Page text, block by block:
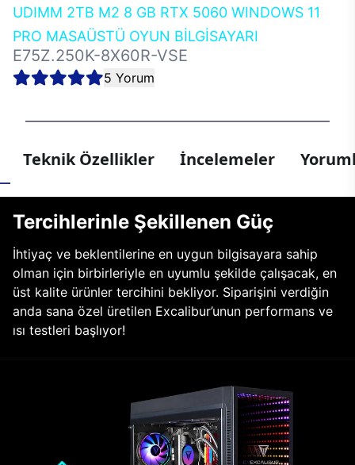
UDIMM 2TB M2 8 GB RTX 5060 WINDOWS 11
PRO MASAÜSTÜ OYUN BİLGİSAYARI
E75Z.250K-8X60R-VSE
5 Yorum
Teknik Özellikler İncelemeler
Tercihlerinle Şekillenen Güç
İhtiyaç ve beklentilerine en uygun bilgisayara sahip
olman için birbirleriyle en uyumlu şekilde çalışacak, en
üst kalite ürünler tercihini bekliyor. Siparişini verdiğin
anda sana özel üretilen Excalibur’unun performans ve
ısı testleri başlıyor!